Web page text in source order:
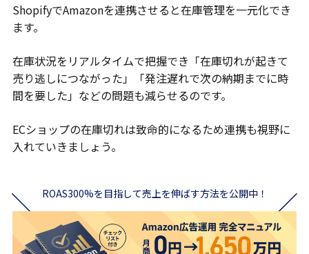
ShopifyでAmazonを連携させると在庫管理を一元化でき
ます。
在庫状況をリアルタイムで把握でき「在庫切れが起きて
売り逃しにつながった」「発注遅れで次の納期までに時
間を要した」などの問題も減らせるのです。
ECショップの在庫切れは致命的になるため連携も視野に
入れていきましょう。
ROAS300%を目指して売上を伸ばす方法を公開中！